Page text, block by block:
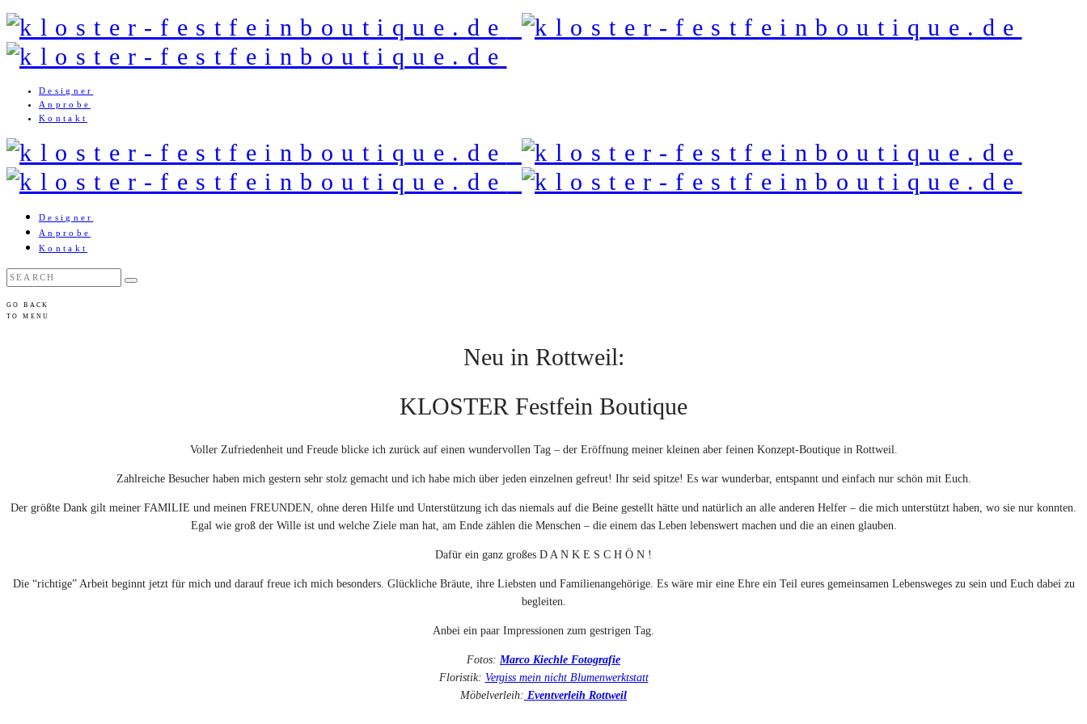
Designer
Anprobe
Kontakt
Designer
Anprobe
Kontakt
GO BACK
TO MENU
Neu in Rottweil:
KLOSTER Festfein Boutique
Voller Zufriedenheit und Freude blicke ich zurück auf einen wundervollen Tag – der Eröffnung meiner kleinen aber feinen Konzept-Boutique in Rottweil.
Zahlreiche Besucher haben mich gestern sehr stolz gemacht und ich habe mich über jeden einzelnen gefreut! Ihr seid spitze! Es war wunderbar, entspannt und einfach nur schön mit Euch.
Der größte Dank gilt meiner FAMILIE und meinen FREUNDEN, ohne deren Hilfe und Unterstützung ich das niemals auf die Beine gestellt hätte und natürlich an alle anderen Helfer – die mich unterstützt haben, wo sie nur konnten.
Egal wie groß der Wille ist und welche Ziele man hat, am Ende zählen die Menschen – die einem das Leben lebenswert machen und die an einen glauben.
Dafür ein ganz großes D A N K E S C H Ö N !
Die “richtige” Arbeit beginnt jetzt für mich und darauf freue ich mich besonders. Glückliche Bräute, ihre Liebsten und Familienangehörige. Es wäre mir eine Ehre ein Teil eures gemeinsamen Lebensweges zu sein und Euch dabei zu
begleiten.
Anbei ein paar Impressionen zum gestrigen Tag.
Fotos: Marco Kiechle Fotografie
Floristik: Vergiss mein nicht Blumenwerktstatt
Möbelverleih: Eventverleih Rottweil